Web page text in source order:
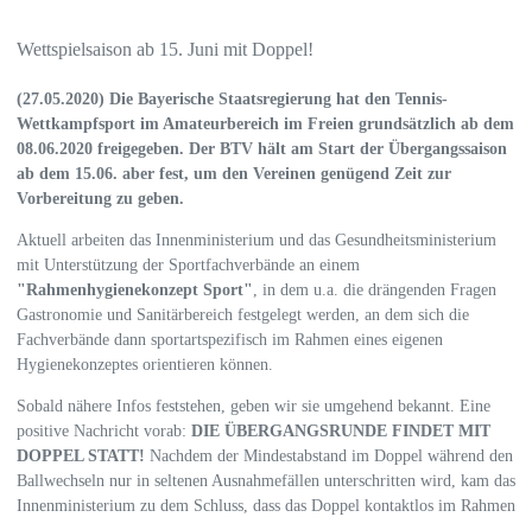
Wettspielsaison ab 15. Juni mit Doppel!
(27.05.2020) Die Bayerische Staatsregierung hat den Tennis-
Wettkampfsport im Amateurbereich im Freien grundsätzlich ab dem
08.06.2020 freigegeben. Der BTV hält am Start der Übergangssaison
ab dem 15.06. aber fest, um den Vereinen genügend Zeit zur
Vorbereitung zu geben.
Aktuell arbeiten das Innenministerium und das Gesundheitsministerium
mit Unterstützung der Sportfachverbände an einem
"Rahmenhygienekonzept Sport"
, in dem u.a. die drängenden Fragen
Gastronomie und Sanitärbereich festgelegt werden, an dem sich die
Fachverbände dann sportartspezifisch im Rahmen eines eigenen
Hygienekonzeptes orientieren können.
Sobald nähere Infos feststehen, geben wir sie umgehend bekannt. Eine
positive Nachricht vorab: DIE ÜBERGANGSRUNDE FINDET MIT
DOPPEL STATT! Nachdem der Mindestabstand im Doppel während den
Ballwechseln nur in seltenen Ausnahmefällen unterschritten wird, kam das
Innenministerium zu dem Schluss, dass das Doppel kontaktlos im Rahmen